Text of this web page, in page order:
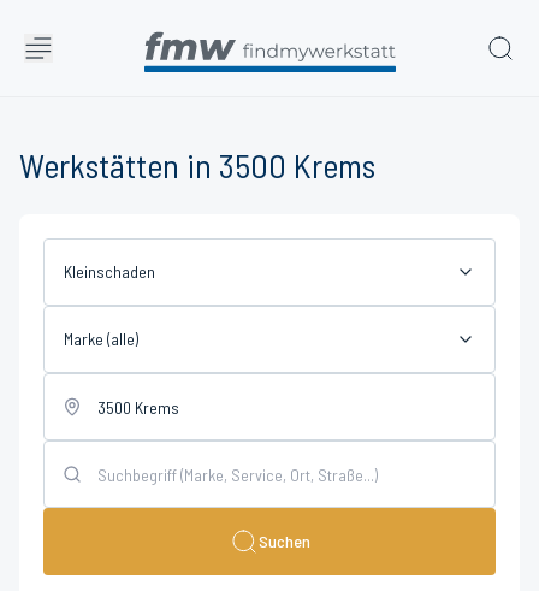
Werkstätten in 3500 Krems
Kleinschaden
Marke (alle)
Suchen